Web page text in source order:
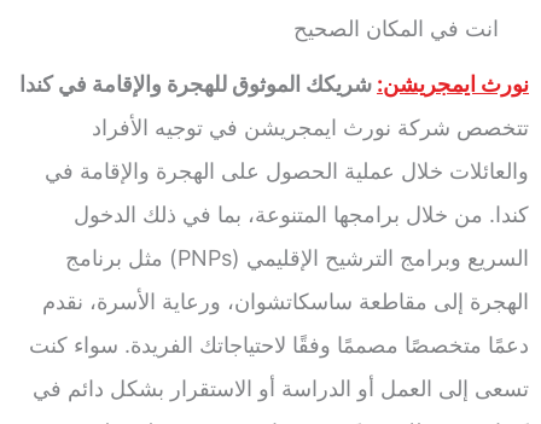
انت في المكان الصحيح
نورث ايمجريشن: شريكك الموثوق للهجرة والإقامة في كندا
تتخصص شركة نورث ايمجريشن في توجيه الأفراد
والعائلات خلال عملية الحصول على الهجرة والإقامة في
كندا. من خلال برامجها المتنوعة، بما في ذلك الدخول
السريع وبرامج الترشيح الإقليمي (PNPs) مثل برنامج
الهجرة إلى مقاطعة ساسكاتشوان، ورعاية الأسرة، نقدم
دعمًا متخصصًا مصممًا وفقًا لاحتياجاتك الفريدة. سواء كنت
تسعى إلى العمل أو الدراسة أو الاستقرار بشكل دائم في